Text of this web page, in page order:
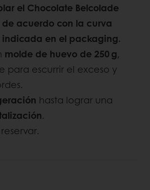
el Chocolate Belcolade
de acuerdo con la curva
en el packaging.
molde de huevo de 250 g,
para escurrir el exceso y
hasta lograr una
.